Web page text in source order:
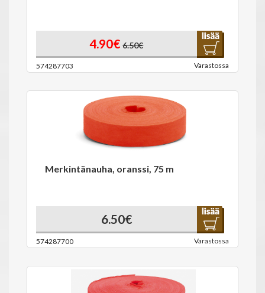
4.90€ 6.50€
574287703 Varastossa
Merkintänauha, oranssi, 75 m
6.50€
574287700 Varastossa